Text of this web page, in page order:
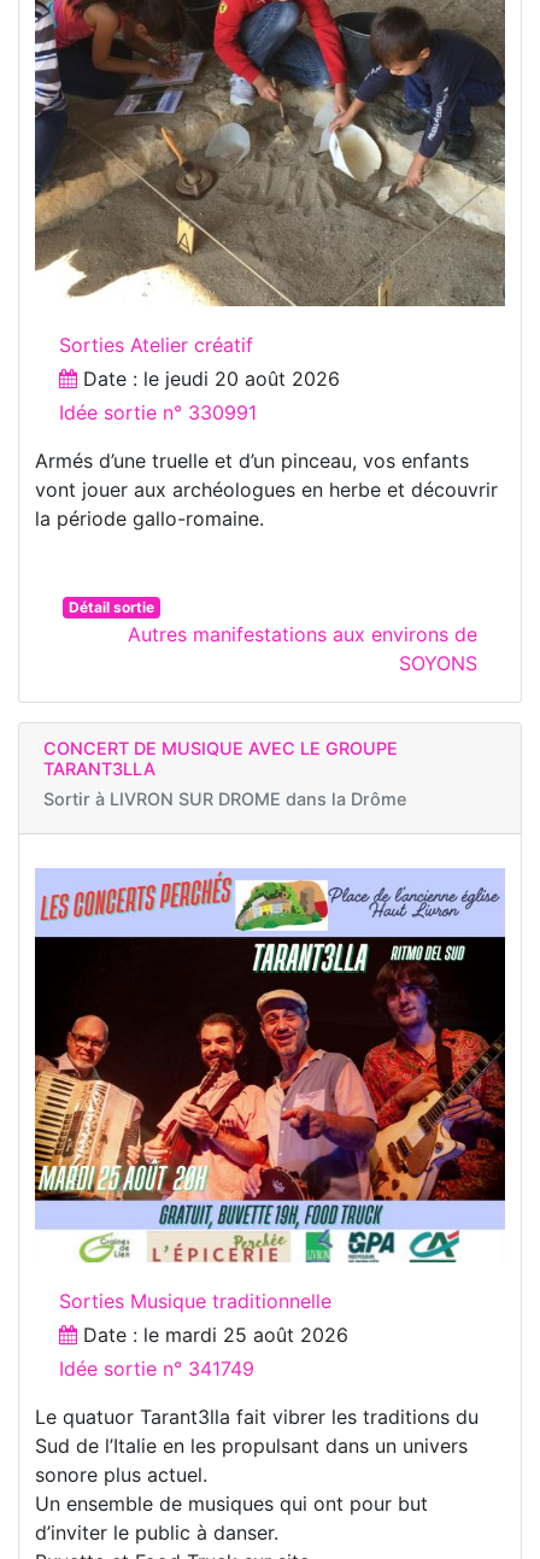
Sorties Atelier créatif
Date : le jeudi 20 août 2026
Idée sortie n° 330991
Armés d’une truelle et d’un pinceau, vos enfants
vont jouer aux archéologues en herbe et découvrir
la période gallo-romaine.
Détail sortie
Autres manifestations aux environs de
SOYONS
CONCERT DE MUSIQUE AVEC LE GROUPE
TARANT3LLA
Sortir à LIVRON SUR DROME dans la Drôme
Sorties Musique traditionnelle
Date : le mardi 25 août 2026
Idée sortie n° 341749
Le quatuor Tarant3lla fait vibrer les traditions du
Sud de l’Italie en les propulsant dans un univers
sonore plus actuel.
Un ensemble de musiques qui ont pour but
d’inviter le public à danser.